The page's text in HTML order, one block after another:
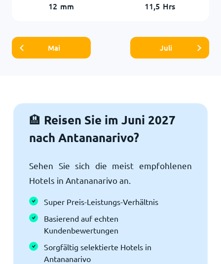
12 mm 11,5 Hrs
Mai Juli
🏨 Reisen Sie im Juni 2027
nach Antananarivo?
Sehen Sie sich die meist empfohlenen
Hotels in Antananarivo an.
Super Preis-Leistungs-Verhältnis
Basierend auf echten
Kundenbewertungen
Sorgfältig selektierte Hotels in
Antananarivo